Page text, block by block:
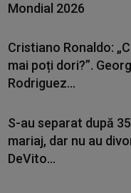
Mondial 2026
Cristiano Ronaldo:
mai poți dori?”.
Rodriguez...
S-au separat după
mariaj, dar nu au
DeVito...